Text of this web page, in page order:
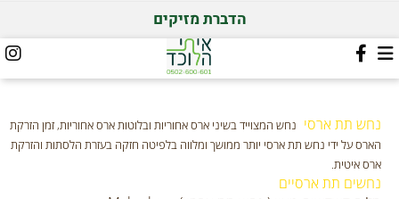
הדברת מזיקים
נחש תת ארסי נחש המצוייד בשיני ארס אחוריות ובלוטות ארס אחוריות, זמן הזרקת
הארס על ידי נחש תת ארסי יותר ממושך ומלווה בלפיטה חזקה בעזרת הלסתות והזרקת
ארס איטית.
נחשים תת ארסיים